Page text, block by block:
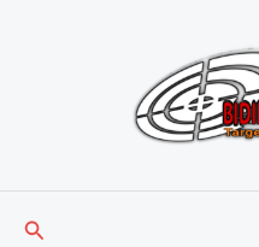
Cari